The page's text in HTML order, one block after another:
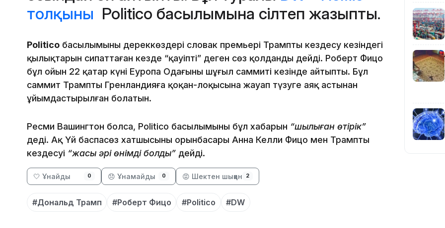
толқыны Politico басылымына сілтеп жазыпты.
Politico басылымының дереккөздері словак премьері Трамптың кездесу кезіндегі
қылықтарын сипаттаған кезде “қауіпті” деген сөз қолданды дейді. Роберт Фицо
бұл ойын 22 қаңтар күні Еуропа Одағының шұғыл саммиті кезінде айтыпты. Бұл
саммит Трамптың Гренландияға қоқан-лоқысына жауап түзуге аяқ астынан
ұйымдастырылған болатын.
Ресми Вашингтон болса, Politico басылымының бұл хабарын “шылқыған өтірік”
деді. Ақ Үй баспасөз хатшысының орынбасары Анна Келли Фицо мен Трамптың
кездесуі “жақсы әрі өнімді болды” дейді.
🤍 Ұнайды 0 😞 Ұнамайды 0 😡 Шектен шыққан 2
#Дональд Трамп #Роберт Фицо #Politico #DW
10:25